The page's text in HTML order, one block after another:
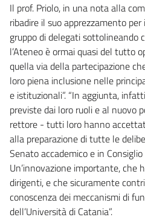
Il prof. Priolo, in una nota alla
ribadire il suo apprezzamento
gruppo di delegati sottolineando
l’Ateneo è ormai quasi del tutto
quella via della partecipazione
loro piena inclusione nelle
e istituzionali”. “In aggiunta,
previste dai loro ruoli e al nuovo
rettore - tutti loro hanno
alla preparazione di tutte le
Senato accademico e in
Un’innovazione importante, che
dirigenti, e che sicuramente
conoscenza dei meccanismi di
dell’Università di Catania”.